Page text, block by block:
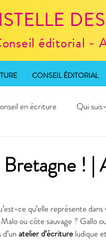
éditorial -
CONSEIL ÉDITORIAL
en écriture Qui
! |
ce qu’elle représente
ou côte sauvage ? Gallo
atelier d’écriture ludique